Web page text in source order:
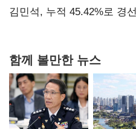
탈환'(종합)
김민석, 누적 45.42%로 경
함께 볼만한 뉴스